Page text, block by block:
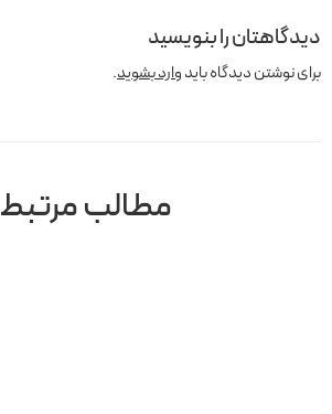
دیدگاهتان را بنویسید
برای نوشتن دیدگاه بایدوارد بشوید.
مطالب مرتبط